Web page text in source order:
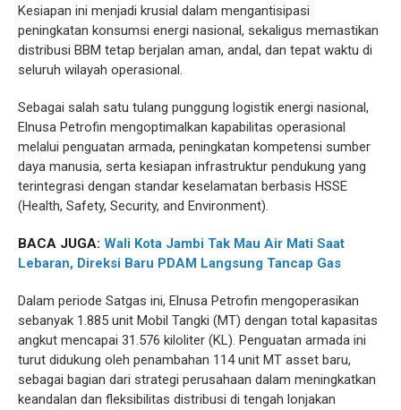
Kesiapan ini menjadi krusial dalam mengantisipasi
peningkatan konsumsi energi nasional, sekaligus memastikan
distribusi BBM tetap berjalan aman, andal, dan tepat waktu di
seluruh wilayah operasional.
Sebagai salah satu tulang punggung logistik energi nasional,
Elnusa Petrofin mengoptimalkan kapabilitas operasional
melalui penguatan armada, peningkatan kompetensi sumber
daya manusia, serta kesiapan infrastruktur pendukung yang
terintegrasi dengan standar keselamatan berbasis HSSE
(Health, Safety, Security, and Environment).
BACA JUGA: Wali Kota Jambi Tak Mau Air Mati Saat
Lebaran, Direksi Baru PDAM Langsung Tancap Gas
Dalam periode Satgas ini, Elnusa Petrofin mengoperasikan
sebanyak 1.885 unit Mobil Tangki (MT) dengan total kapasitas
angkut mencapai 31.576 kiloliter (KL). Penguatan armada ini
turut didukung oleh penambahan 114 unit MT asset baru,
sebagai bagian dari strategi perusahaan dalam meningkatkan
keandalan dan fleksibilitas distribusi di tengah lonjakan